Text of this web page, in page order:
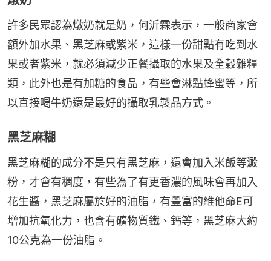
許多民眾認為燉奶就是奶，何沂霖表示，一般商家會
額外加水果、黑芝麻或紫米，這樣一份甜點有吃到水
果或者紫米，就必須減少正餐攝取的水果及全穀雜糧
類，此外也是有加糖的食品，有些會淋點蜂蜜等，所
以直接喝牛奶還是最好的攝取乳製品方式。
黑芝麻糊
黑芝麻糊的成分不是只有黑芝麻，還會加入米飯等澱
粉，才會有稠度，有些為了有更香濃的風味會再加入
花生醬，黑芝麻屬於好的油脂，有豐富的維他命E可
增加抗氧化力，也含有礦物質鐵、鈣等，黑芝麻大約
10公克為一份油脂。